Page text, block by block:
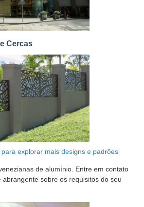
Cercas
explorar mais designs e padrões
de alumínio. Entre em contato
sobre os requisitos do seu